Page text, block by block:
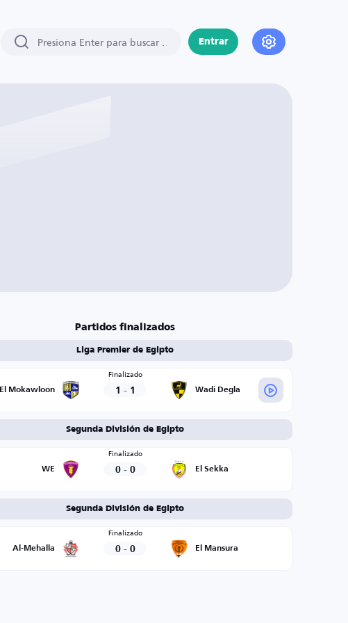
Entrar
Partidos finalizados
Liga Premier de Egipto
El Mokawloon
Finalizado
1 - 1 Wadi Degla
Segunda División de Egipto
WE
Finalizado
0 - 0 El Sekka
Segunda División de Egipto
Al-Mehalla
Finalizado
0 - 0 El Mansura